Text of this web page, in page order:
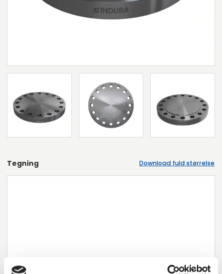
Tegning Download fuld størrelse